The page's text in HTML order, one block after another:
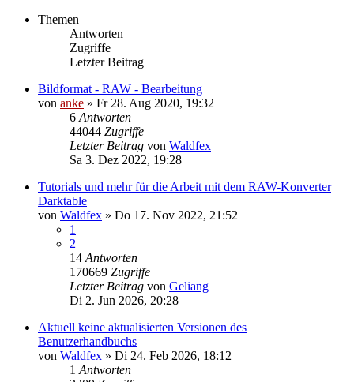
Themen
Antworten
Zugriffe
Letzter Beitrag
Bildformat - RAW - Bearbeitung
von anke » Fr 28. Aug 2020, 19:32
6 Antworten
44044 Zugriffe
Letzter Beitrag von Waldfex
Sa 3. Dez 2022, 19:28
Tutorials und mehr für die Arbeit mit dem RAW-Konverter
Darktable
von Waldfex » Do 17. Nov 2022, 21:52
1
2
14 Antworten
170669 Zugriffe
Letzter Beitrag von Geliang
Di 2. Jun 2026, 20:28
Aktuell keine aktualisierten Versionen des
Benutzerhandbuchs
von Waldfex » Di 24. Feb 2026, 18:12
1 Antworten